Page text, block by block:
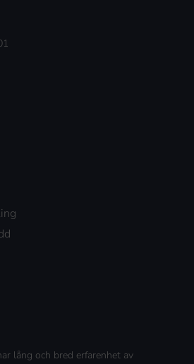
lång och bred erfarenhet av